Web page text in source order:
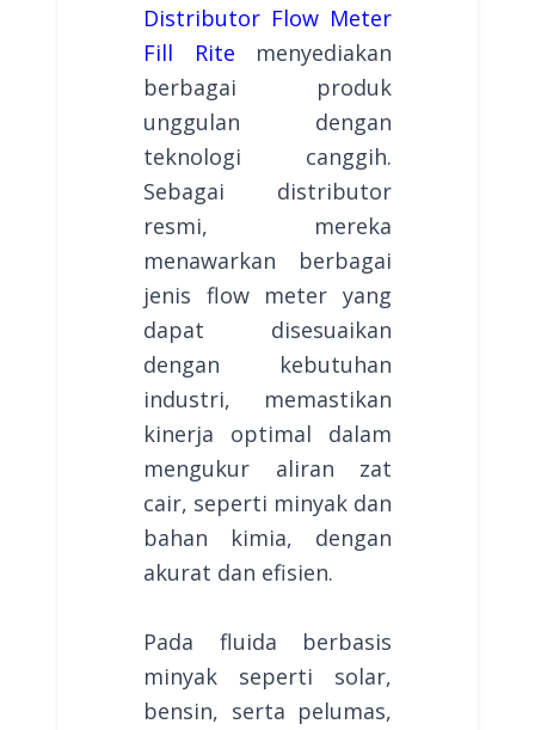
Distributor Flow Meter
Fill Rite menyediakan
berbagai produk
unggulan dengan
teknologi canggih.
Sebagai distributor
resmi, mereka
menawarkan berbagai
jenis flow meter yang
dapat disesuaikan
dengan kebutuhan
industri, memastikan
kinerja optimal dalam
mengukur aliran zat
cair, seperti minyak dan
bahan kimia, dengan
akurat dan efisien.
Pada fluida berbasis
minyak seperti solar,
bensin, serta pelumas,